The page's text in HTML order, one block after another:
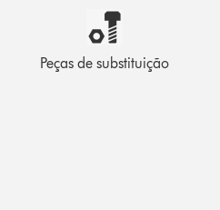
Peças de substituição